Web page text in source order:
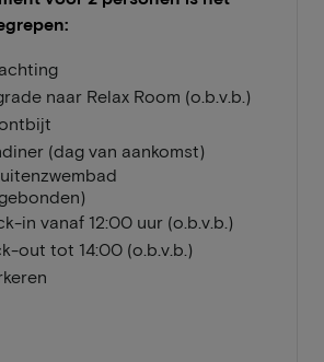
naar Relax Room (o.b.v.b.)
(dag van aankomst)
in vanaf 12:00 uur (o.b.v.b.)
out tot 14:00 (o.b.v.b.)